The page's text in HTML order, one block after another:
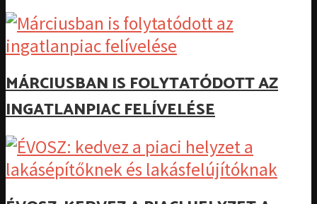
MÁRCIUSBAN IS FOLYTATÓDOTT AZ
INGATLANPIAC FELÍVELÉSE